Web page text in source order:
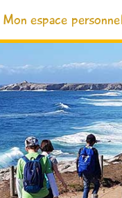
Mon espace personnel